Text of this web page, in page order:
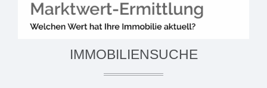
IMMOBILIENSUCHE